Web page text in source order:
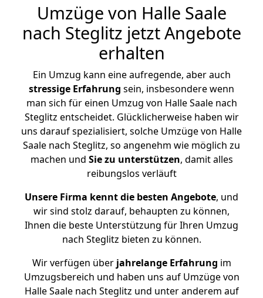
Umzüge von Halle Saale
nach Steglitz jetzt Angebote
erhalten
Ein Umzug kann eine aufregende, aber auch
stressige Erfahrung sein, insbesondere wenn
man sich für einen Umzug von Halle Saale nach
Steglitz entscheidet. Glücklicherweise haben wir
uns darauf spezialisiert, solche Umzüge von Halle
Saale nach Steglitz, so angenehm wie möglich zu
machen und Sie zu unterstützen, damit alles
reibungslos verläuft
Unsere Firma kennt die besten Angebote, und
wir sind stolz darauf, behaupten zu können,
Ihnen die beste Unterstützung für Ihren Umzug
nach Steglitz bieten zu können.
Wir verfügen überjahrelange Erfahrung im
Umzugsbereich und haben uns auf Umzüge von
Halle Saale nach Steglitz und unter anderem auf